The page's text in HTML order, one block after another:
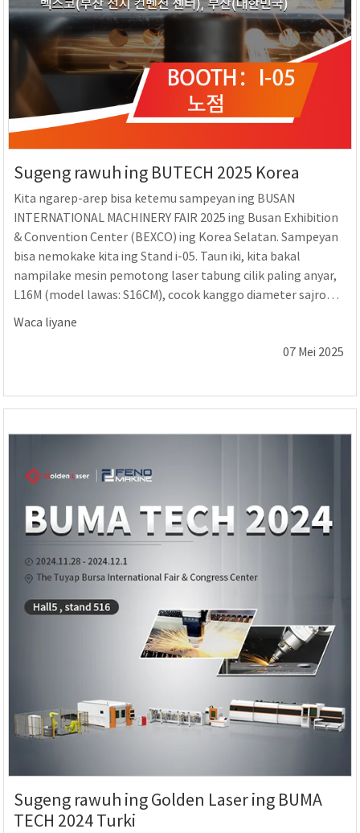
Sugeng rawuh ing BUTECH 2025 Korea
Kita ngarep-arep bisa ketemu sampeyan ing BUSAN
INTERNATIONAL MACHINERY FAIR 2025 ing Busan Exhibition
& Convention Center (BEXCO) ing Korea Selatan. Sampeyan
bisa nemokake kita ing Stand i-05. Taun iki, kita bakal
nampilake mesin pemotong laser tabung cilik paling anyar,
L16M (model lawas: S16CM), cocok kanggo diameter sajrone
160mm kanggo produksi massal tabung cilik lan tabung
entheng. Mesin iki nduweni fitur...
Waca liyane
07 Mei 2025
Sugeng rawuh ing Golden Laser ing BUMA
TECH 2024 Turki